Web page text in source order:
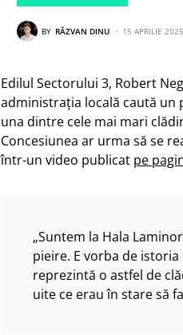
BY RĂZVAN DINU 15 APRILIE 2025
Edilul Sectorului 3, Robert
administrația locală caută un
una dintre cele mai mari
Concesiunea ar urma să se
într-un video publicat pe
„Suntem la Hala
pieire. E vorba de
reprezintă o astfel de
uite ce erau în stare să